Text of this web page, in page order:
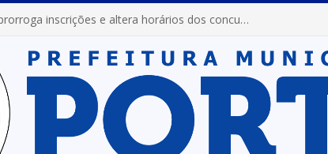
Prefeitura de Portel prorroga inscrições e altera horários dos concursos “Musa” e “Miss Mix Verão 2026”